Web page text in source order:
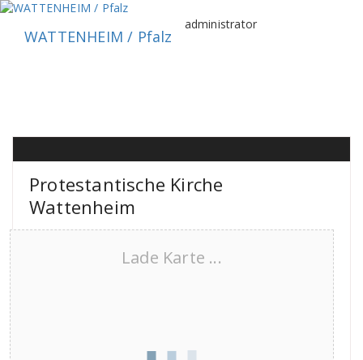
Zum
springenWATTENHEIM / Pfalz
administrator
Protestantische Kirche
Wattenheim
Lade Karte ...